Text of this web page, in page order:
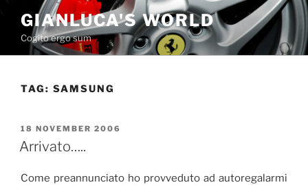
content
GIANLUCA'S WORLD
Cogito ergo sum
TAG: SAMSUNG
POSTED
ON
18 NOVEMBER 2006
Arrivato…..
Come preannunciato ho provveduto ad autoregalarmi